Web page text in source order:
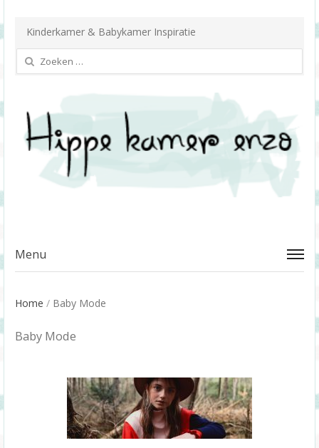
Kinderkamer & Babykamer Inspiratie
Zoeken
naar:
Menu
Home / Baby Mode
Baby Mode